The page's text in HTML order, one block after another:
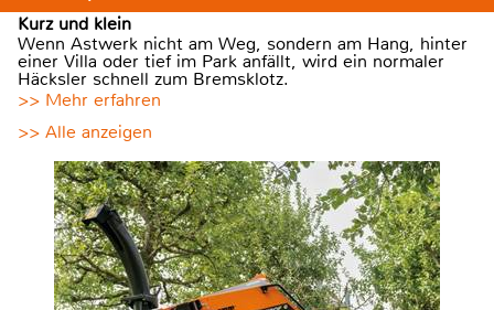
Kurz und klein
Wenn Astwerk nicht am Weg, sondern am Hang, hinter
einer Villa oder tief im Park anfällt, wird ein normaler
Häcksler schnell zum Bremsklotz.
>> Mehr erfahren
>> Alle anzeigen